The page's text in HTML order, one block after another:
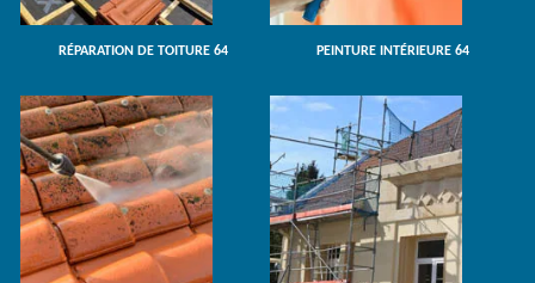
RÉPARATION DE TOITURE 64 PEINTURE INTÉRIEURE 64